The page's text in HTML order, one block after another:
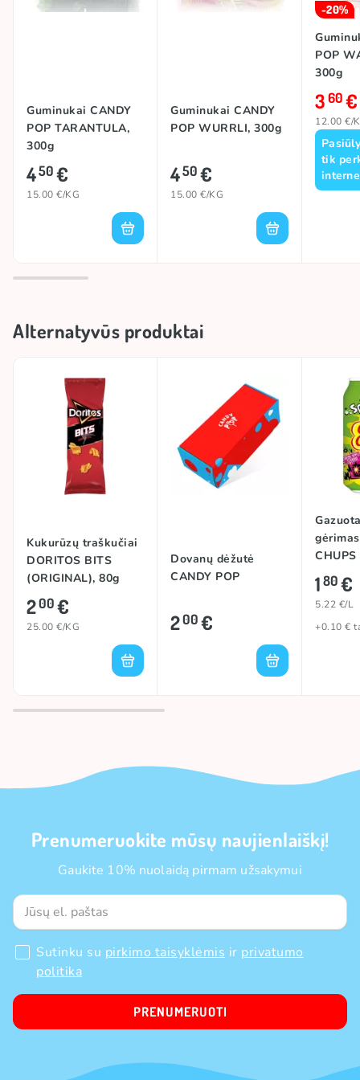
Guminukai CANDY
POP TARANTULA,
300g
450€
15.00 €/KG
Guminukai CANDY
POP WURRLI, 300g
450€
15.00 €/KG
-20%
tik
POP
300g
360€
12.00 €/
Alternatyvūs produktai
Kukurūzų traškučiai
DORITOS BITS
(ORIGINAL), 80g
200€
25.00 €/KG
Dovanų dėžutė
CANDY POP
200€
CHUPS
GREEN
345ml
180€
5.22 €/L
+0.10 €
Prenumeruokite mūsų naujienlaiškį!
Gaukite 10% nuolaidą pirmam užsakymui
Sutinku su pirkimo taisyklėmis ir privatumo
politika
PRENUMERUOTI